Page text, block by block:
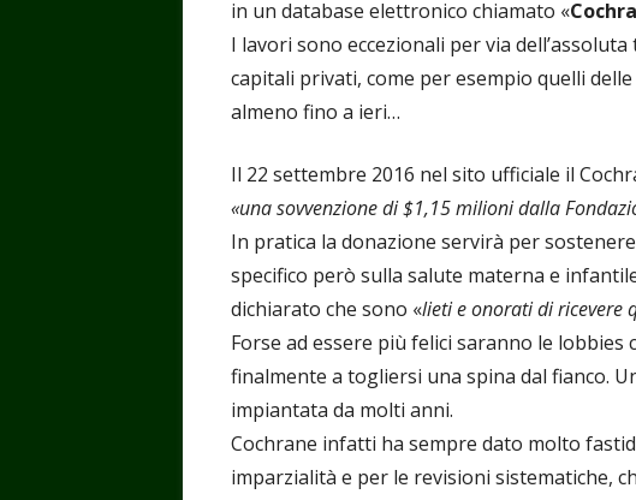
in un database elettronico chiamato «
I lavori sono eccezionali per via
capitali privati, come per esempio quelli
almeno fino a ieri…
Il 22 settembre 2016 nel sito ufficiale il
«una sovvenzione di $1,15 milioni dalla
In pratica la donazione servirà per
specifico però sulla salute materna e
dichiarato che sono «lieti e onorati di ricevere
Forse ad essere più felici saranno le
finalmente a togliersi una spina dal fianco.
impiantata da molti anni.
Cochrane infatti ha sempre dato molto
imparzialità e per le revisioni sistematiche,